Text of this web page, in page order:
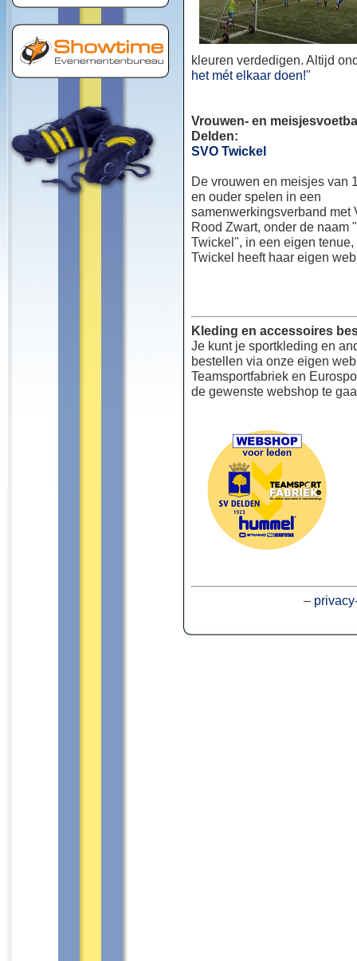
kleuren verdedigen. Altijd
het mét elkaar doen!"
Vrouwen- en
Delden:
SVO Twickel
De vrouwen en meisjes van
en ouder spelen in een
samenwerkingsverband met
Rood Zwart, onder de naam
Twickel", in een eigen
Twickel heeft haar eigen
Kleding en accessoires
Je kunt je sportkleding en
bestellen via onze eigen
Teamsportfabriek en
de gewenste webshop te
–